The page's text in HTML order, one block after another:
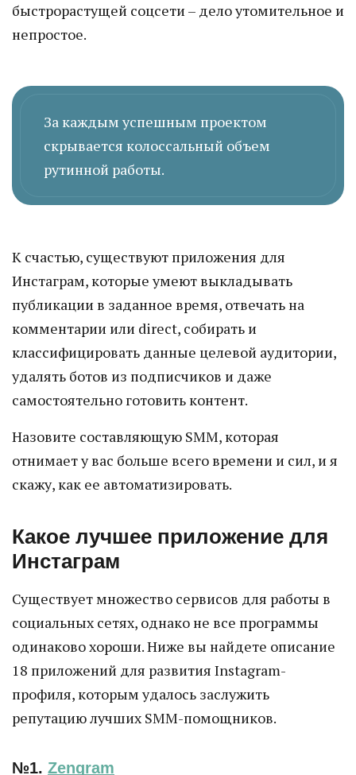
быстрорастущей соцсети – дело утомительное и
непростое.
За каждым успешным проектом
скрывается колоссальный объем
рутинной работы.
К счастью, существуют приложения для
Инстаграм, которые умеют выкладывать
публикации в заданное время, отвечать на
комментарии или direct, собирать и
классифицировать данные целевой аудитории,
удалять ботов из подписчиков и даже
самостоятельно готовить контент.
Назовите составляющую SMM, которая
отнимает у вас больше всего времени и сил, и я
скажу, как ее автоматизировать.
Какое лучшее приложение для
Инстаграм
Существует множество сервисов для работы в
социальных сетях, однако не все программы
одинаково хороши. Ниже вы найдете описание
18 приложений для развития Instagram-
профиля, которым удалось заслужить
репутацию лучших SMM-помощников.
№1. Zengram